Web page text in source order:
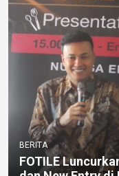
BERITA
FOTILE